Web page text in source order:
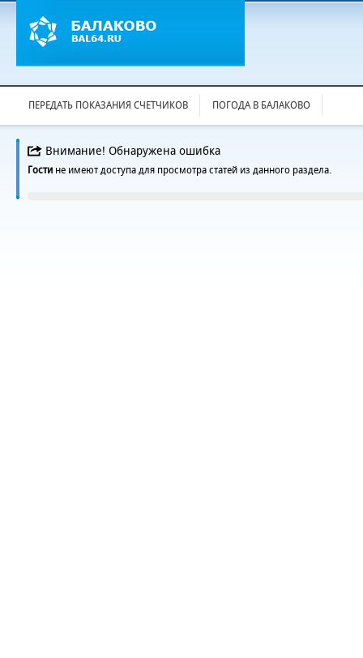
ПЕРЕДАТЬ ПОКАЗАНИЯ СЧЕТЧИКОВ ПОГОДА В БАЛАКОВО
Внимание! Обнаружена ошибка
Гости не имеют доступа для просмотра статей из данного раздела.